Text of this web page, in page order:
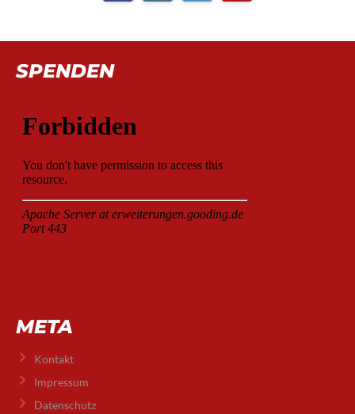
SPENDEN
META
Kontakt
Impressum
Datenschutz